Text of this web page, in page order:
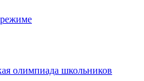
олимпиада школьников